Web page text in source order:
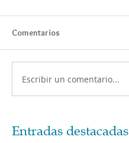
Comentarios
Escribir un comentario...
Entradas destacadas